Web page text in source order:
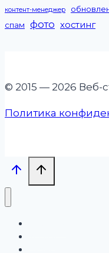
контент-менеджер
спам фото хостинг
© 2015 — 2026 Веб-
Политика